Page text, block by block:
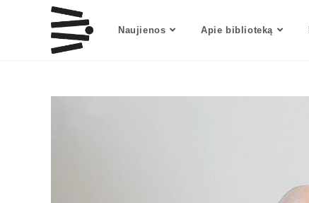
Naujienos Apie biblioteką